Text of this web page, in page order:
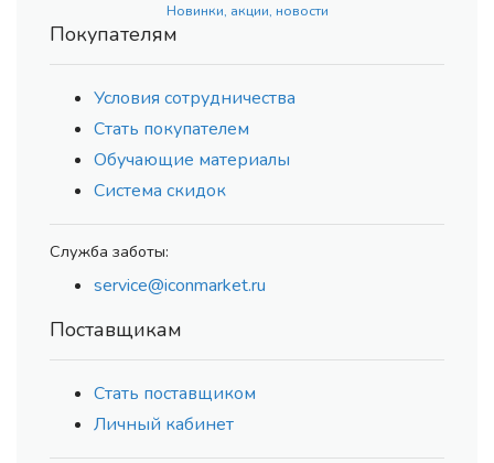
Новинки, акции, новости
Покупателям
Условия сотрудничества
Стать покупателем
Обучающие материалы
Система скидок
Служба заботы:
service@iconmarket.ru
Поставщикам
Стать поставщиком
Личный кабинет